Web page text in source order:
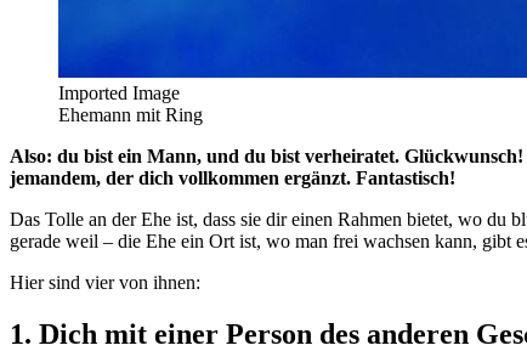
Imported Image
Ehemann mit Ring
Also: du bist ein Mann, und du bist verheiratet.
jemandem, der dich vollkommen ergänzt. Fantastisch!
Das Tolle an der Ehe ist, dass sie dir einen Rahmen bietet, wo du
gerade weil – die Ehe ein Ort ist, wo man frei wachsen kann, gibt
Hier sind vier von ihnen:
1. Dich mit einer Person des anderen